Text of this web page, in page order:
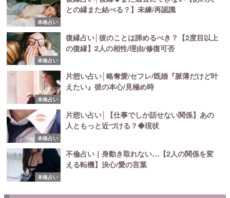
本格占い
との縁また結べる？】未練/再認識
本格占い
復縁占い│彼のことは諦めるべき？【2度目以上
の復縁】2人の相性/理由/修復可否
本格占い
片想い占い│略奪愛/セフレ/既婚『脈薄だけど叶
えたい』彼の本心/見極め時
本格占い
片想い占い│【仕事でしか話せない関係】あの
人ともっと近づける？◆現状
本格占い
不倫占い｜身動き取れない…【2人の関係を変
える転機】決心/愛の言葉